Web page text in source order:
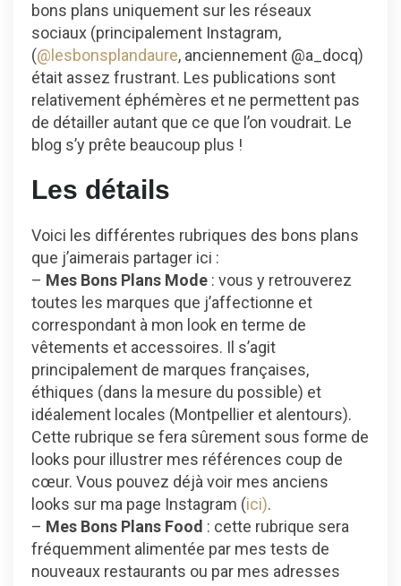
bons plans uniquement sur les réseaux
sociaux (principalement Instagram,
(@lesbonsplandaure, anciennement @a_docq)
était assez frustrant. Les publications sont
relativement éphémères et ne permettent pas
de détailler autant que ce que l’on voudrait. Le
blog s’y prête beaucoup plus !
Les détails
Voici les différentes rubriques des bons plans
que j’aimerais partager ici :
– Mes Bons Plans Mode : vous y retrouverez
toutes les marques que j’affectionne et
correspondant à mon look en terme de
vêtements et accessoires. Il s’agit
principalement de marques françaises,
éthiques (dans la mesure du possible) et
idéalement locales (Montpellier et alentours).
Cette rubrique se fera sûrement sous forme de
looks pour illustrer mes références coup de
cœur. Vous pouvez déjà voir mes anciens
looks sur ma page Instagram (ici).
– Mes Bons Plans Food : cette rubrique sera
fréquemment alimentée par mes tests de
nouveaux restaurants ou par mes adresses